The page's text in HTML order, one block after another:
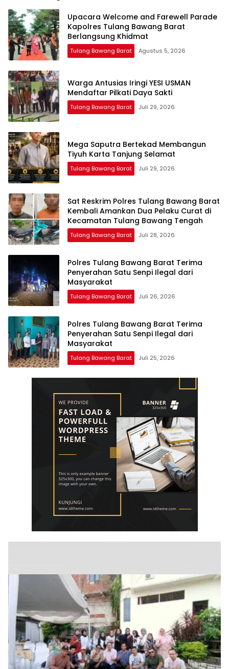
Upacara Welcome and Farewell Parade
Kapolres Tulang Bawang Barat
Berlangsung Khidmat
Tulang Bawang Barat Agustus 5, 2026
Warga Antusias Iringi YESI USMAN
Mendaftar Pilkati Daya Sakti
Tulang Bawang Barat Juli 29, 2026
Mega Saputra Bertekad Membangun
Tiyuh Karta Tanjung Selamat
Tulang Bawang Barat Juli 29, 2026
Sat Reskrim Polres Tulang Bawang Barat
Kembali Amankan Dua Pelaku Curat di
Kecamatan Tulang Bawang Tengah
Tulang Bawang Barat Juli 28, 2026
Polres Tulang Bawang Barat Terima
Penyerahan Satu Senpi Ilegal dari
Masyarakat
Tulang Bawang Barat Juli 26, 2026
Polres Tulang Bawang Barat Terima
Penyerahan Satu Senpi Ilegal dari
Masyarakat
Tulang Bawang Barat Juli 25, 2026